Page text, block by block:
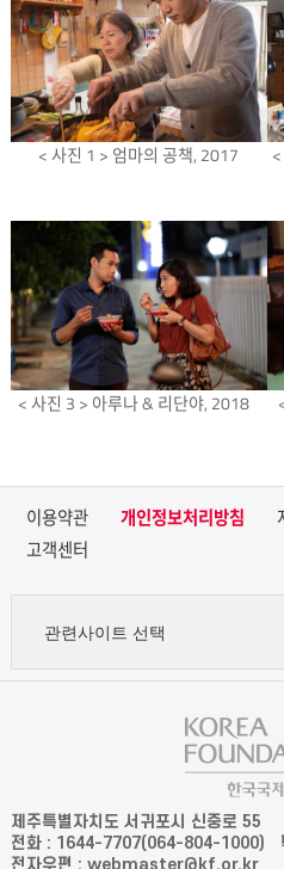
< 사진 1 > 엄마의 공책, 2017
< 사진 3 > 아루나 & 리단야, 2018
이용약관 개인정보처리방침
고객센터
관련사이트 선택
제주특별자치도 서귀포시 신중로 55
전화 : 1644-7707(064-804-1000)
전자우편 : webmaster@kf.or.kr